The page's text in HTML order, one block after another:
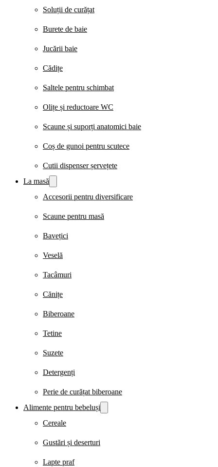
Soluții de curățat
Burete de baie
Jucării baie
Cădițe
Saltele pentru schimbat
Olițe și reductoare WC
Scaune și suporți anatomici baie
Coș de gunoi pentru scutece
Cutii dispenser șervețete
La masă
Accesorii pentru diversificare
Scaune pentru masă
Bavețici
Veselă
Tacâmuri
Cănițe
Biberoane
Tetine
Suzete
Detergenți
Perie de curățat biberoane
Alimente pentru bebeluși
Cereale
Gustări și deserturi
Lapte praf